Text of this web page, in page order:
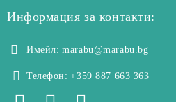
Информация за контакти:
Имейл: marabu@marabu.bg
Телефон: +359 887 663 363